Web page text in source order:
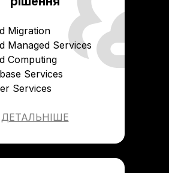
Migration
Managed Services
Computing
Services
Services
ДЕТАЛЬНІШЕ